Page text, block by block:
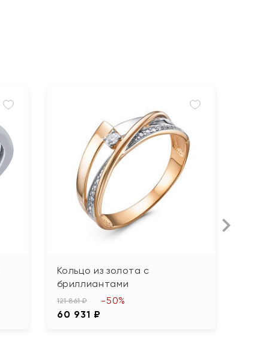
Кольцо из золота с
бриллиантами
121 861 ₽
60 931 ₽
-50%